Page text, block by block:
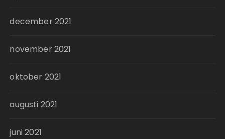
december 2021
november 2021
oktober 2021
augusti 2021
juni 2021